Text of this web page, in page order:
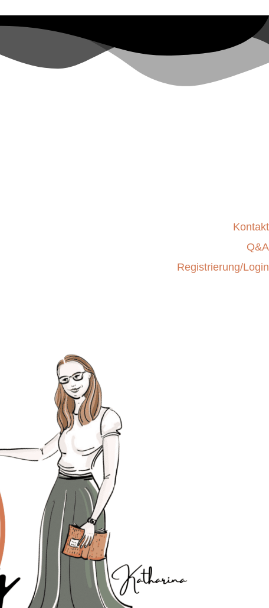
Kontakt
Q&A
Registrierung/Login